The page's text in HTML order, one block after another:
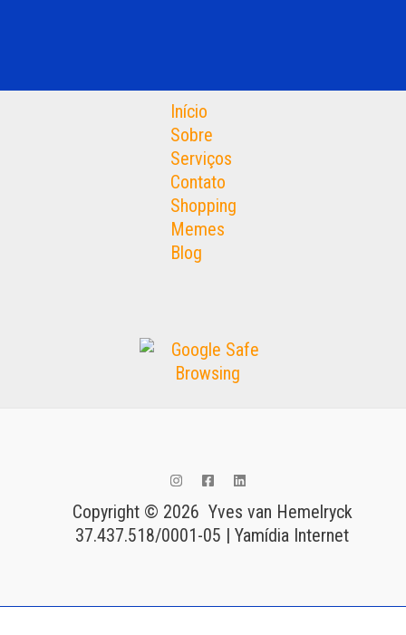
Início
Sobre
Serviços
Contato
Shopping
Memes
Blog
Copyright © 2026 Yves van Hemelryck
37.437.518/0001-05 | Yamídia Internet